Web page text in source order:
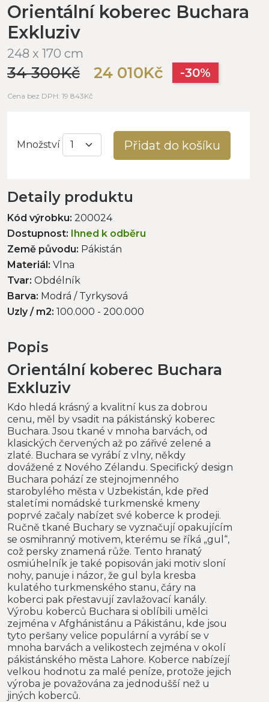
Orientální koberec Buchara
Exkluziv
248 x 170 cm
34 300Kč 24 010Kč -30%
Cena bez DPH: 19 843Kč
Množství Přidat do košíku
Detaily produktu
Kód výrobku: 200024
Dostupnost: Ihned k odběru
Země původu: Pákistán
Materiál: Vlna
Tvar: Obdélník
Barva: Modrá / Tyrkysová
Uzly / m2: 100.000 - 200.000
Popis
Orientální koberec Buchara
Exkluziv
Kdo hledá krásný a kvalitní kus za dobrou
cenu, měl by vsadit na pákistánský koberec
Buchara. Jsou tkané v mnoha barvách, od
klasických červených až po zářivé zelené a
zlaté. Buchara se vyrábí z vlny, někdy
dovážené z Nového Zélandu. Specifický design
Buchara pohází ze stejnojmenného
starobylého města v Uzbekistán, kde před
staletími nomádské turkmenské kmeny
poprvé začaly nabízet své koberce k prodeji.
Ručně tkané Buchary se vyznačují opakujícím
se osmihranný motivem, kterému se říká „gul“,
což persky znamená růže. Tento hranatý
osmiúhelník je také popisován jaki motiv sloní
nohy, panuje i názor, že gul byla kresba
kulatého turkmenského stanu, čáry na
koberci pak přestavují zavlažovací kanály.
Výrobu koberců Buchara si oblíbili umělci
zejména v Afghánistánu a Pákistánu, kde jsou
tyto peršany velice populární a vyrábí se v
mnoha barvách a velikostech zejména v okolí
pákistánského města Lahore. Koberce nabízejí
velkou hodnotu za malé peníze, protože jejich
výroba je považována za jednodušší než u
jiných koberců.